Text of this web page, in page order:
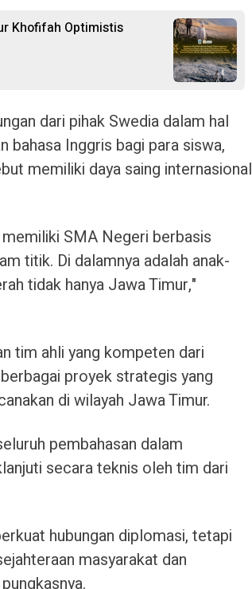
Khofifah Optimistis
dari pihak Swedia dalam hal
bahasa Inggris bagi para siswa,
memiliki daya saing internasional
SMA Negeri berbasis
titik. Di dalamnya adalah anak-
tidak hanya Jawa Timur,"
tim ahli yang kompeten dari
proyek strategis yang
di wilayah Jawa Timur.
pembahasan dalam
secara teknis oleh tim dari
hubungan diplomasi, tetapi
masyarakat dan